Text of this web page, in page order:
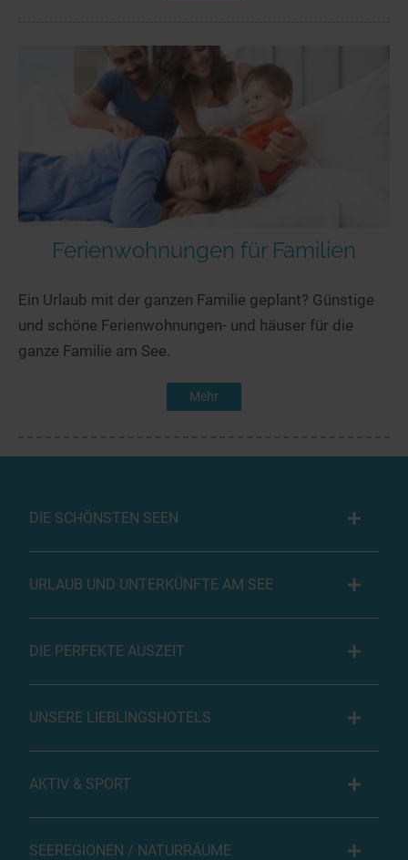
Ferienwohnungen für Familien
Ein Urlaub mit der ganzen Familie geplant? Günstige
und schöne Ferienwohnungen- und häuser für die
ganze Familie am See.
Mehr
DIE SCHÖNSTEN SEEN
URLAUB UND UNTERKÜNFTE AM SEE
DIE PERFEKTE AUSZEIT
UNSERE LIEBLINGSHOTELS
AKTIV & SPORT
SEEREGIONEN / NATURRÄUME